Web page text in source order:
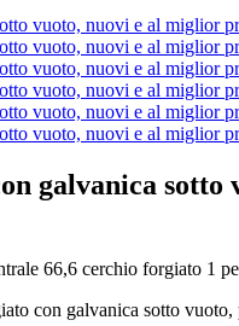
galvanica sotto
66,6 cerchio forgiato 1
con galvanica sotto